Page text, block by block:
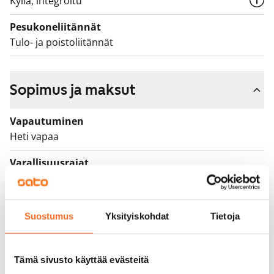
Suostumus Yksityiskohdat Tietoja
Tämä sivusto käyttää evästeitä
Pesukoneliitännät
Tulo- ja poistoliitännät
Sopimus ja maksut
Vapautuminen
Heti vapaa
Varallisuusrajat
Ei
Vuokra
779 €/kk
0 €, (yrityksille min. 1 kk vuokra)